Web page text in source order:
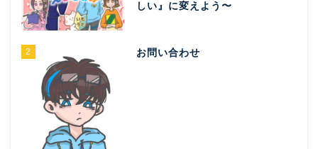
しい』に変えよう〜
2 お問い合わせ